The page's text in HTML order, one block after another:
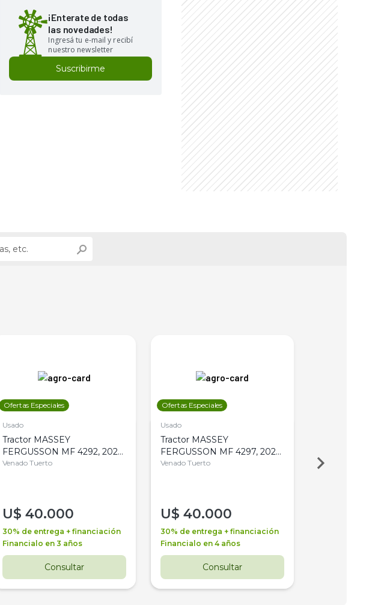
¡Enterate de todas
las novedades!
Ingresá tu e-mail y recibí
nuestro newsletter
Suscribirme
Ofertas Especiales
Usado
Tractor MASSEY
FERGUSSON MF 4292, 2020,
4WD, PATON
Venado Tuerto
U$ 40.000
30% de entrega + financiación
Financialo en 3 años
Consultar
Ofertas Especiales
Usado
Tractor MASSEY
FERGUSSON MF 4297, 2020,
4WD, PATON
Venado Tuerto
U$ 40.000
30% de entrega + financiación
Financialo en 4 años
Consultar
Venado Tuerto